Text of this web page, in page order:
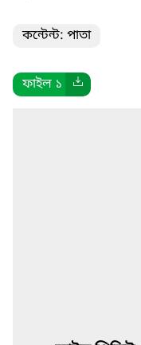
কন্টেন্ট: পাতা
ফাইল ১